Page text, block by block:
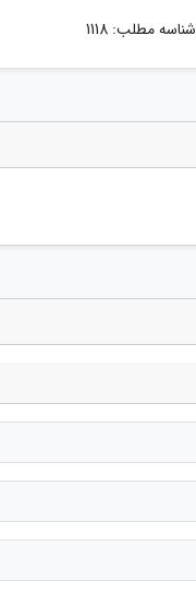
شناسه مطلب: 1118